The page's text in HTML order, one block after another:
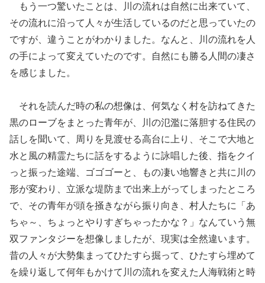
もう一つ驚いたことは、川の流れは自然に出来ていて、
その流れに沿って人々が生活しているのだと思っていたの
ですが、違うことがわかりました。なんと、川の流れを人
の手によって変えていたのです。自然にも勝る人間の凄さ
を感じました。
それを読んだ時の私の想像は、何気なく村を訪ねてきた
黒のローブをまとった青年が、川の氾濫に落胆する住民の
話しを聞いて、周りを見渡せる高台に上り、そこで大地と
水と風の精霊たちに話をするように詠唱した後、指をクイ
っと振った途端、ゴゴゴーと、もの凄い地響きと共に川の
形が変わり、立派な堤防まで出来上がってしまったところ
で、その青年が頭を掻きながら振り向き、村人たちに「あ
ちゃ～、ちょっとやりすぎちゃったかな？」なんていう無
双ファンタジーを想像しましたが、現実は全然違います。
昔の人々が大勢集まってひたすら掘って、ひたすら埋めて
を繰り返して何年もかけて川の流れを変えた人海戦術と時